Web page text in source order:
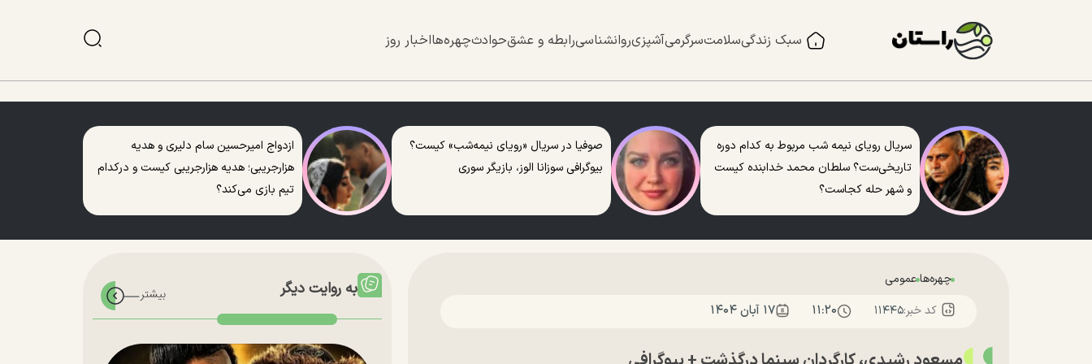
سبک زندگیسلامتسرگرمیآشپزیروانشناسیرابطه و عشقحوادثچهره‌هااخبار روز
سریال رویای نیمه شب مربوط به کدام دوره
تاریخی‌ست؟ سلطان محمد خدابنده کیست
و شهر حله کجاست؟
صوفیا در سریال «رویای نیمه‌شب» کیست؟
بیوگرافی سوزانا الوز، بازیگر سوری
ازدواج امیرحسین سام دلیری و هدیه
هزارجریبی؛ هدیه هزارجریبی کیست و درکدام
تیم بازی می‌کند؟
چهره‌هاعمومی
کد خبر:۱۱۴۴۵ ۱۱:۲۰ ۱۷ آبان ۱۴۰۴
به روایت دیگر